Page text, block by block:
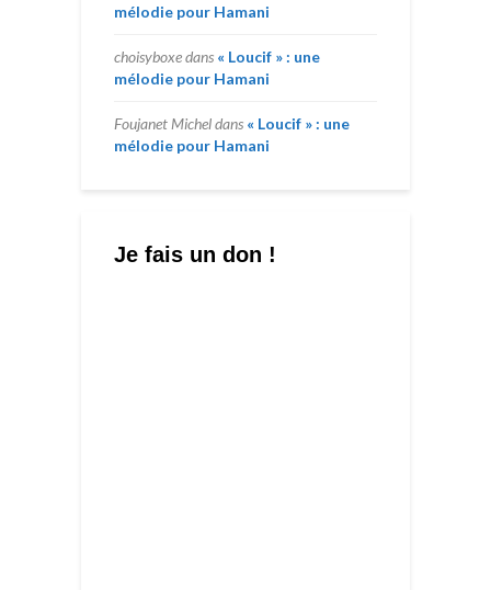
mélodie pour Hamani
choisyboxedans « Loucif » : une
mélodie pour Hamani
Foujanet Micheldans « Loucif » : une
mélodie pour Hamani
Je fais un don !